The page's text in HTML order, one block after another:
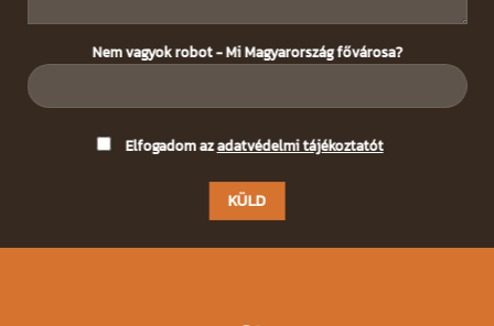
Nem vagyok robot - Mi Magyarország fővárosa?
Elfogadom azadatvédelmi tájékoztatót